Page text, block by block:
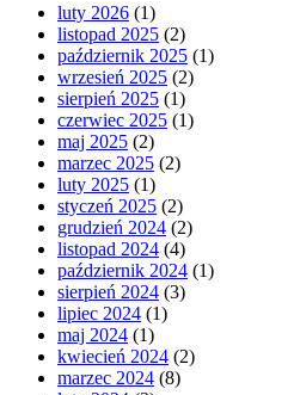
luty 2026 (1)
listopad 2025 (2)
październik 2025 (1)
wrzesień 2025 (2)
sierpień 2025 (1)
czerwiec 2025 (1)
maj 2025 (2)
marzec 2025 (2)
luty 2025 (1)
styczeń 2025 (2)
grudzień 2024 (2)
listopad 2024 (4)
październik 2024 (1)
sierpień 2024 (3)
lipiec 2024 (1)
maj 2024 (1)
kwiecień 2024 (2)
marzec 2024 (8)